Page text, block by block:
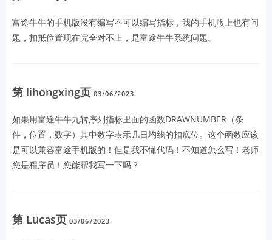
富途牛牛的手机版没有编写不可以编写指标，我的手机版上也有问
题，扣抵位置现在完全对不上，是富途牛牛系统问题。
第 lihongxing页 03/06/2023
如果用富途牛牛九转序列指标里面的函数DRAWNUMBER（条
件，位置，数字）其中数字表示几日均线的扣底位。这个函数应该
是可以兼容富途手机版的！但是我不懂代码！不知道怎么写！老师
您是程序员！您能帮我写一下吗？
第 Lucas页 03/06/2023